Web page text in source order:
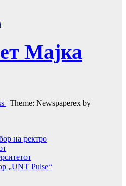
Мајка
| Theme: Newspaperex by
на ректро
„UNT Pulse“